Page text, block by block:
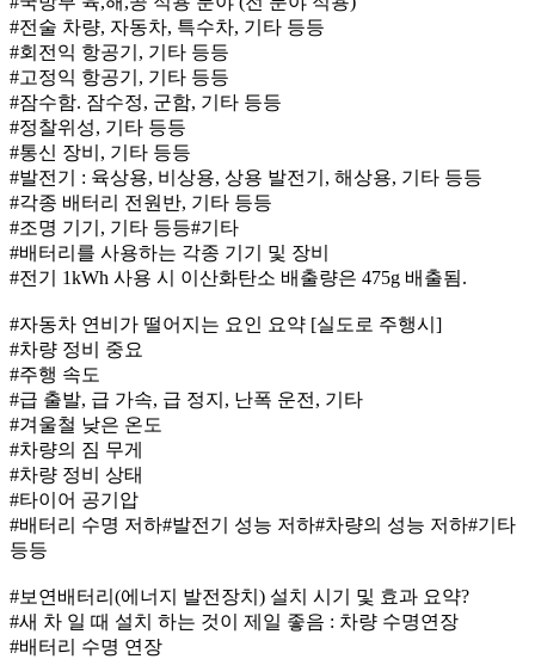
#전술 차량, 자동차, 특수차, 기타 등등
#회전익 항공기, 기타 등등
#고정익 항공기, 기타 등등
#잠수함. 잠수정, 군함, 기타 등등
#정찰위성, 기타 등등
#통신 장비, 기타 등등
#발전기 : 육상용, 비상용, 상용 발전기, 해상용, 기타 등등
#각종 배터리 전원반, 기타 등등
#조명 기기, 기타 등등#기타
#배터리를 사용하는 각종 기기 및 장비
#전기 1kWh 사용 시 이산화탄소 배출량은 475g 배출됨.
#자동차 연비가 떨어지는 요인 요약 [실도로 주행시]
#차량 정비 중요
#주행 속도
#급 출발, 급 가속, 급 정지, 난폭 운전, 기타
#겨울철 낮은 온도
#차량의 짐 무게
#차량 정비 상태
#타이어 공기압
#배터리 수명 저하#발전기 성능 저하#차량의 성능 저하#기타
등등
#보연배터리(에너지 발전장치) 설치 시기 및 효과 요약?
#새 차 일 때 설치 하는 것이 제일 좋음 : 차량 수명연장
#배터리 수명 연장